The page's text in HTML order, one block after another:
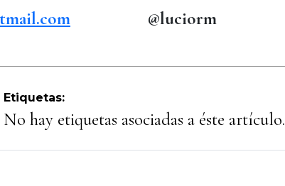
@luciorm
Etiquetas:
No hay etiquetas asociadas a éste artículo.